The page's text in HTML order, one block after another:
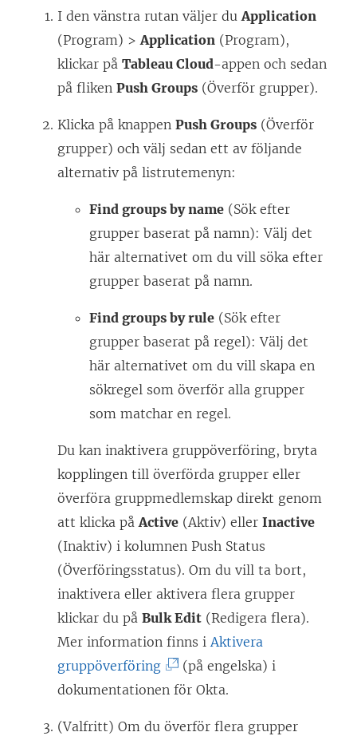
a
s
i
e
t
t
t
t
f
n
s
t
e
n
a
s
i
e
t
t
y
t
t
f
ö
n
s
t
e
)
I den vänstra rutan väljer duApplication
(Program) >Application (Program),
klickar på Tableau Cloud-appen och sedan
på fliken Push Groups (Överför grupper).
Klicka på knappen Push Groups (Överför
grupper) och välj sedan ett av följande
alternativ på listrutemenyn:
Find groups by name (Sök efter
grupper baserat på namn): Välj det
här alternativet om du vill söka efter
grupper baserat på namn.
Find groups by rule (Sök efter
grupper baserat på regel): Välj det
här alternativet om du vill skapa en
sökregel som överför alla grupper
som matchar en regel.
Du kan inaktivera gruppöverföring, bryta
kopplingen till överförda grupper eller
överföra gruppmedlemskap direkt genom
att klicka påActive (Aktiv) eller Inactive
(Inaktiv) i kolumnen Push Status
(Överföringsstatus). Om du vill ta bort,
inaktivera eller aktivera flera grupper
klickar du på Bulk Edit (Redigera flera).
Mer information finns iAktivera
gruppöverföring(
L
(på engelska) i
dokumentationen för Okta.
(Valfritt) Om du överför flera grupper